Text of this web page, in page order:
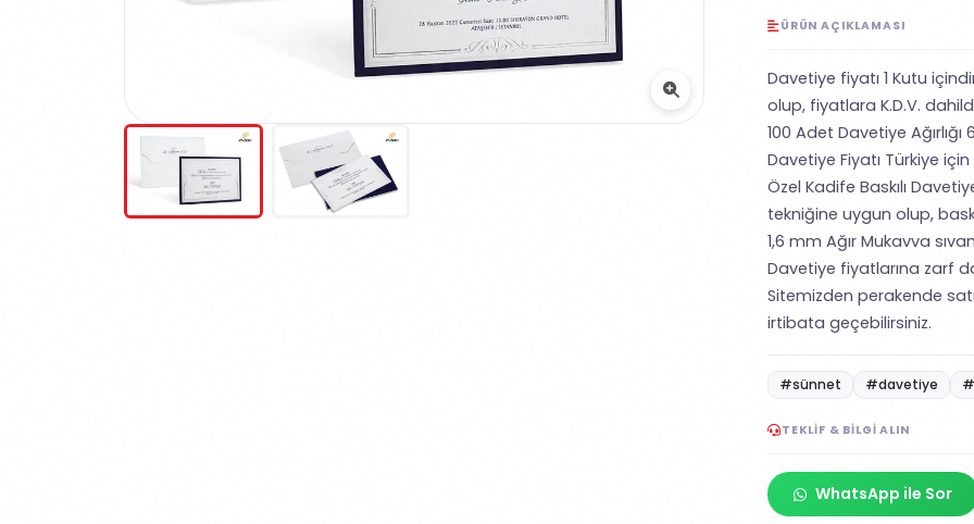
ÜRÜN AÇIKLAMASI
Davetiye fiyatı 1 Kutu
olup, fiyatlara K.D.V.
100 Adet Davetiye Ağırlığı
Davetiye Fiyatı Türkiye
Özel Kadife Baskılı
tekniğine uygun olup,
1,6 mm Ağır Mukavva
Davetiye fiyatlarına zarf
Sitemizden perakende
irtibata geçebilirsiniz.
#sünnet #davetiye
TEKLIF & BILGI ALIN
WhatsApp ile Sor